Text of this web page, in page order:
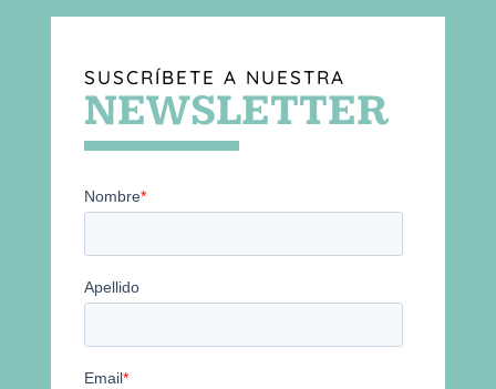
SUSCRÍBETE A NUESTRA
NEWSLETTER